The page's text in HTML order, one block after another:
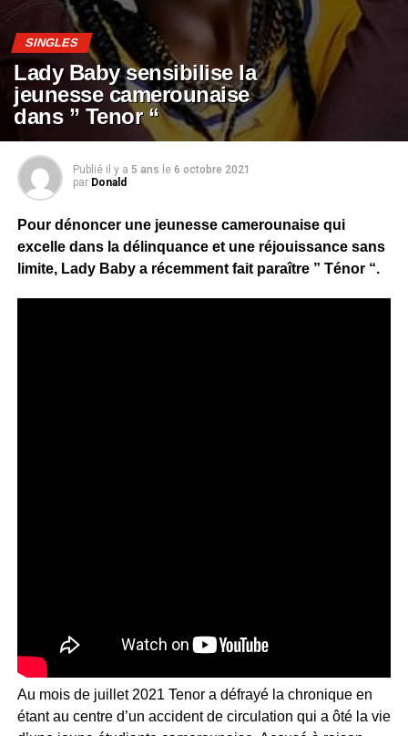
SINGLES
Lady Baby sensibilise la
jeunesse camerounaise
dans ” Tenor “
Publié il y a 5 ans le 6 octobre 2021
par Donald
Pour dénoncer une jeunesse camerounaise qui
excelle dans la délinquance et une réjouissance sans
limite, Lady Baby a récemment fait paraître ” Ténor “.
Au mois de juillet 2021 Tenor a défrayé la chronique en
étant au centre d’un accident de circulation qui a ôté la vie